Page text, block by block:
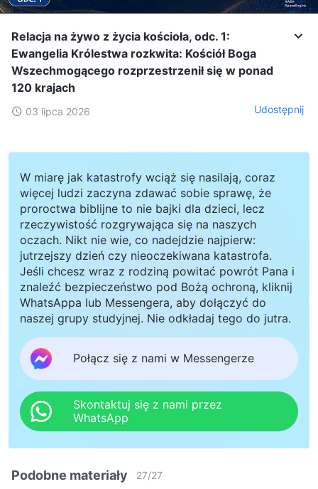
Relacja na żywo z życia kościoła, odc. 1:
Ewangelia Królestwa rozkwita: Kościół Boga
Wszechmogącego rozprzestrzenił się w ponad
120 krajach
03 lipca 2026 Udostępnij
W miarę jak katastrofy wciąż się nasilają, coraz
więcej ludzi zaczyna zdawać sobie sprawę, że
proroctwa biblijne to nie bajki dla dzieci, lecz
rzeczywistość rozgrywająca się na naszych
oczach. Nikt nie wie, co nadejdzie najpierw:
jutrzejszy dzień czy nieoczekiwana katastrofa.
Jeśli chcesz wraz z rodziną powitać powrót Pana i
znaleźć bezpieczeństwo pod Bożą ochroną, kliknij
WhatsAppa lub Messengera, aby dołączyć do
naszej grupy studyjnej. Nie odkładaj tego do jutra.
Połącz się z nami w Messengerze
Skontaktuj się z nami przez
WhatsApp
Podobne materiały 27/27